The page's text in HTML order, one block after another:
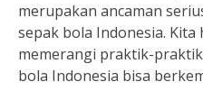
merupakan ancaman
sepak bola Indonesia. Kita
memerangi praktik-
bola Indonesia bisa